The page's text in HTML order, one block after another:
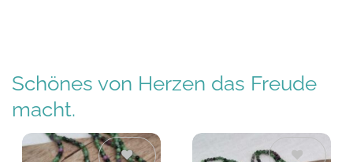
Schönes von Herzen das Freude
macht.